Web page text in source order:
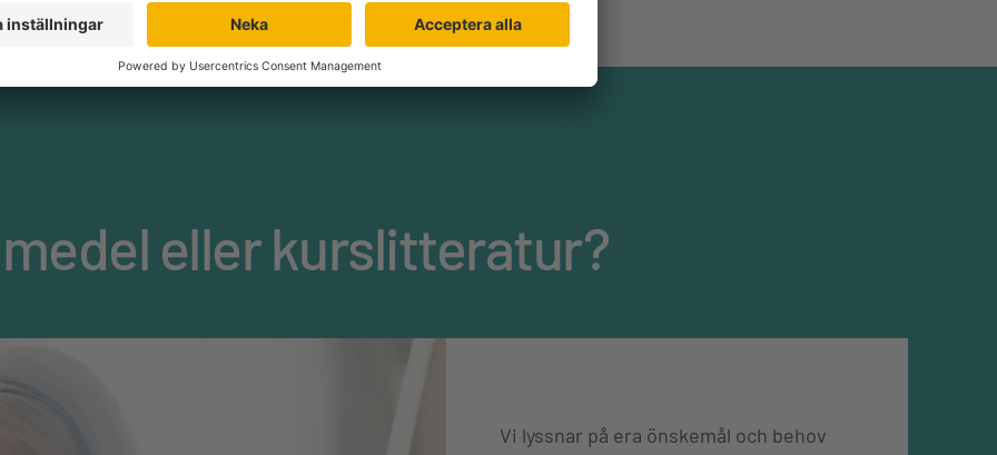
eller kurslitteratur?
Vi lyssnar på era önskemål och behov